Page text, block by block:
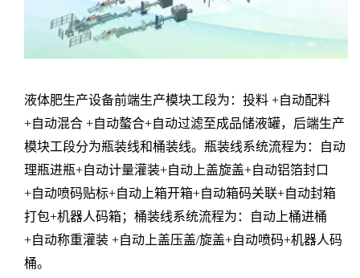
液体肥生产设备前端生产模块工段为：投料 +自动配料
+自动混合 +自动螯合+自动过滤至成品储液罐，后端生产
模块工段分为瓶装线和桶装线。瓶装线系统流程为：自动
理瓶进瓶+自动计量灌装+自动上盖旋盖+自动铝箔封口
+自动喷码贴标+自动上箱开箱+自动箱码关联+自动封箱
打包+机器人码箱；桶装线系统流程为：自动上桶进桶
+自动称重灌装 +自动上盖压盖/旋盖+自动喷码+机器人码
桶。